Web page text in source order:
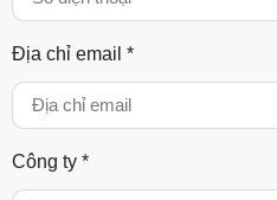
Địa chỉ email *
Công ty *